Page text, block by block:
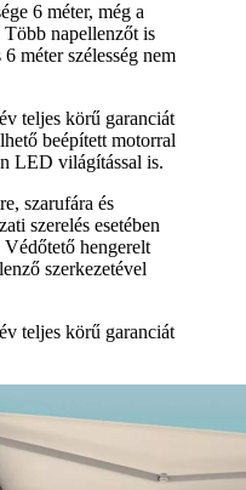
6 méter, még a
napellenzőt is
méter szélesség nem
teljes körű garanciát
beépített motorral
LED világítással is.
szarufára és
szerelés esetében
Védőtető hengerelt
szerkezetével
teljes körű garanciát